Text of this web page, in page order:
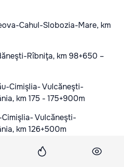
Cahul-Slobozia-Mare, km
Rîbniţa, km 98+650 –
Cimişlia- Vulcăneşti-
km 175 - 175+900m
Vulcăneşti-
km 126+500m
27 de pietoni au fost ucisi
si aproape 400 (379)